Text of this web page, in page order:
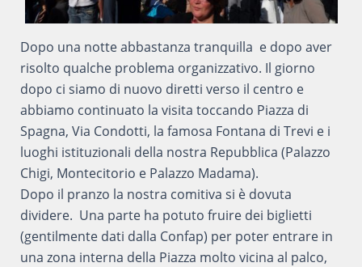
Dopo una notte abbastanza tranquilla e dopo aver
risolto qualche problema organizzativo. Il giorno
dopo ci siamo di nuovo diretti verso il centro e
abbiamo continuato la visita toccando Piazza di
Spagna, Via Condotti, la famosa Fontana di Trevi e i
luoghi istituzionali della nostra Repubblica (Palazzo
Chigi, Montecitorio e Palazzo Madama).
Dopo il pranzo la nostra comitiva si è dovuta
dividere. Una parte ha potuto fruire dei biglietti
(gentilmente dati dalla Confap) per poter entrare in
una zona interna della Piazza molto vicina al palco,